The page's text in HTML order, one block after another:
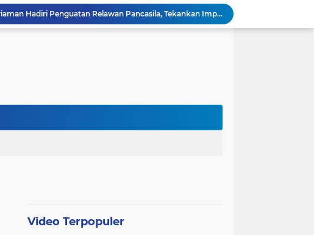
Wali Kota Pariaman Hadiri Penguatan Relawan Pancasila, Tekankan Implementasi Nilai Pancasila dalam Pelayanan Publik
Wali Kota Pariaman Bagikan Bibit Ikan Koi kepada Siswa SD untuk Edukasi Perikanan
Pengurus PWI Pariaman 2026–2029 Dilantik, Pemkot Tekankan Sinergi dan Profesionalisme Pers
Video Terpopuler